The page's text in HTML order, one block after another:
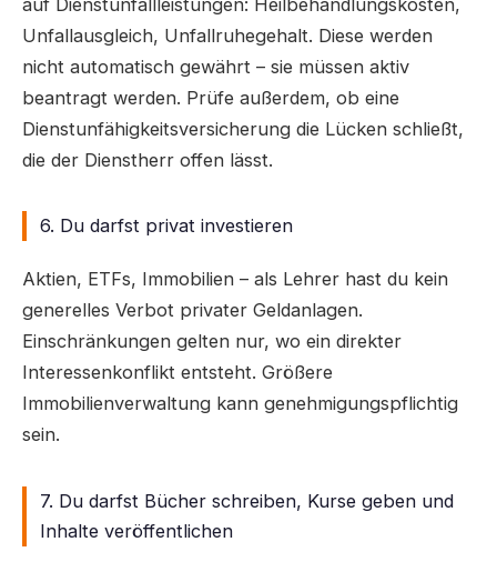
Unfallausgleich, Unfallruhegehalt. Diese werden
nicht automatisch gewährt – sie müssen aktiv
beantragt werden. Prüfe außerdem, ob eine
Dienstunfähigkeitsversicherung die Lücken schließt,
die der Dienstherr offen lässt.
6. Du darfst privat investieren
Aktien, ETFs, Immobilien – als Lehrer hast du kein
generelles Verbot privater Geldanlagen.
Einschränkungen gelten nur, wo ein direkter
Interessenkonflikt entsteht. Größere
Immobilienverwaltung kann genehmigungspflichtig
sein.
7. Du darfst Bücher schreiben, Kurse geben und
Inhalte veröffentlichen